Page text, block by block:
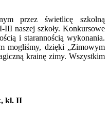
przez świetlicę szkolną
naszej szkoły. Konkursowe
i starannością wykonania.
mogliśmy, dzięki „Zimowym
krainę zimy. Wszystkim
kl. II